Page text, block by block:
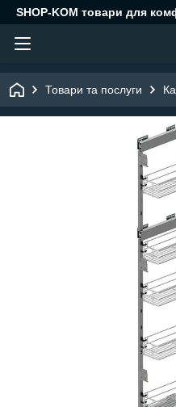
SHOP-KOM товари для
Товари та послуги